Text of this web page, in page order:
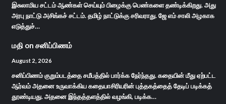
இசுலாமிய சட்டம் ஆண்கள் செய்யும் பிழைக்கு பெண்களை தண்டிக்கிறது. அது
அரபு நாட்டு அசிங்கச் சட்டம். தமிழ் நாட்டுக்கு சரிவராது. ஜே எம் சாலி அழகாக
எடுத்துச்…
மதி on சனிப்பிணம்
August 2, 2026
சனிப்பிணம் குறும்படத்தை சமீபத்தில் பார்க்க நேர்ந்தது. கதையின் மீது ஏற்பட்ட
ஆர்வம் அதனை உருவாக்கிய கதையாசிரியரின் புத்தகத்தைத் தேடிப் படிக்கத்
தூண்டியது. அதனை இந்தத்தளத்தில் வழங்கி, படிக்க…